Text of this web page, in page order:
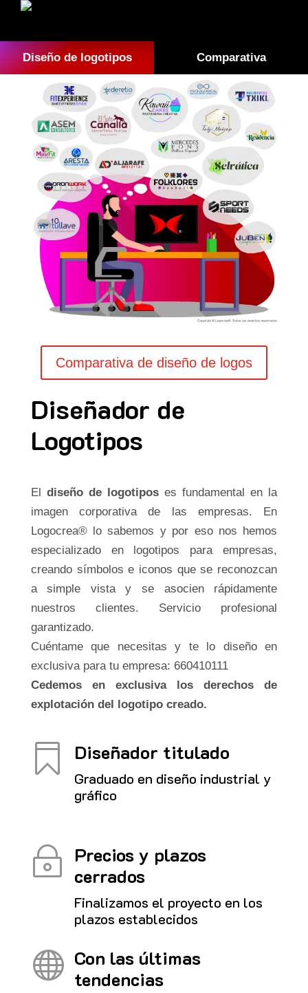
Diseño de logotipos Comparativa
Comparativa de diseño de logos
Diseñador de
Logotipos
El diseño de logotiposes fundamental en la
imagen corporativa de las empresas. En
Logocrea® lo sabemos y por eso nos hemos
especializado en logotipos para empresas,
creando símbolos e iconos que se reconozcan
a simple vista y se asocien rápidamente
nuestros clientes. Servicio profesional
garantizado.
Cuéntame que necesitas y te lo diseño en
exclusiva para tu empresa: 660410111
Cedemos en exclusiva los derechos de
explotación del logotipo creado.
 Diseñador titulado
Graduado en diseño industrial y
gráfico
~ Precios y plazos
cerrados
Finalizamos el proyecto en los
plazos establecidos
 Con las últimas
tendencias